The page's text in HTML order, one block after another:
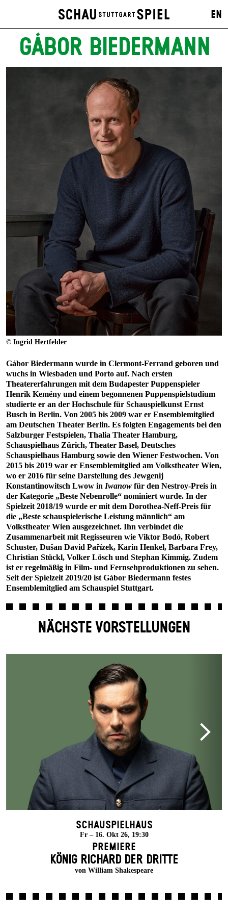
EN
GÁBOR BIEDERMANN
© Ingrid Hertfelder
Gábor Biedermann wurde in Clermont-Ferrand geboren und
wuchs in Wiesbaden und Porto auf. Nach ersten
Theatererfahrungen mit dem Budapester Puppenspieler
Henrik Kemény und einem begonnenen Puppenspielstudium
studierte er an der Hochschule für Schauspielkunst Ernst
Busch in Berlin. Von 2005 bis 2009 war er Ensemblemitglied
am Deutschen Theater Berlin. Es folgten Engagements bei den
Salzburger Festspielen, Thalia Theater Hamburg,
Schauspielhaus Zürich, Theater Basel, Deutsches
Schauspielhaus Hamburg sowie den Wiener Festwochen. Von
2015 bis 2019 war er Ensemblemitglied am Volkstheater Wien,
wo er 2016 für seine Darstellung des Jewgenij
Konstantinowitsch Lwow in Iwanow für den Nestroy-Preis in
der Kategorie „Beste Nebenrolle“ nominiert wurde. In der
Spielzeit 2018/19 wurde er mit dem Dorothea-Neff-Preis für
die „Beste schauspielerische Leistung männlich“ am
Volkstheater Wien ausgezeichnet. Ihn verbindet die
Zusammenarbeit mit Regisseuren wie Viktor Bodó, Robert
Schuster, Dušan David Pařízek, Karin Henkel, Barbara Frey,
Christian Stückl, Volker Lösch und Stephan Kimmig. Zudem
ist er regelmäßig in Film- und Fernsehproduktionen zu sehen.
Seit der Spielzeit 2019/20 ist Gábor Biedermann festes
Ensemblemitglied am Schauspiel Stuttgart.
NÄCHSTE VORSTELLUNGEN
Schauspielhaus
Fr – 16. Okt 26, 19:30
Premiere
KÖNIG RICHARD DER DRITTE
von William Shakespeare